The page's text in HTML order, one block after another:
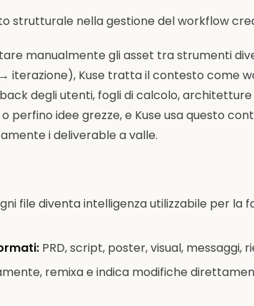
strutturale nella gestione del workflow
manualmente gli asset tra strumenti
iterazione), Kuse tratta il contesto come
degli utenti, fogli di calcolo,
perfino idee grezze, e Kuse usa questo
i deliverable a valle.
file diventa intelligenza utilizzabile per la
PRD, script, poster, visual, messaggi,
remixa e indica modifiche